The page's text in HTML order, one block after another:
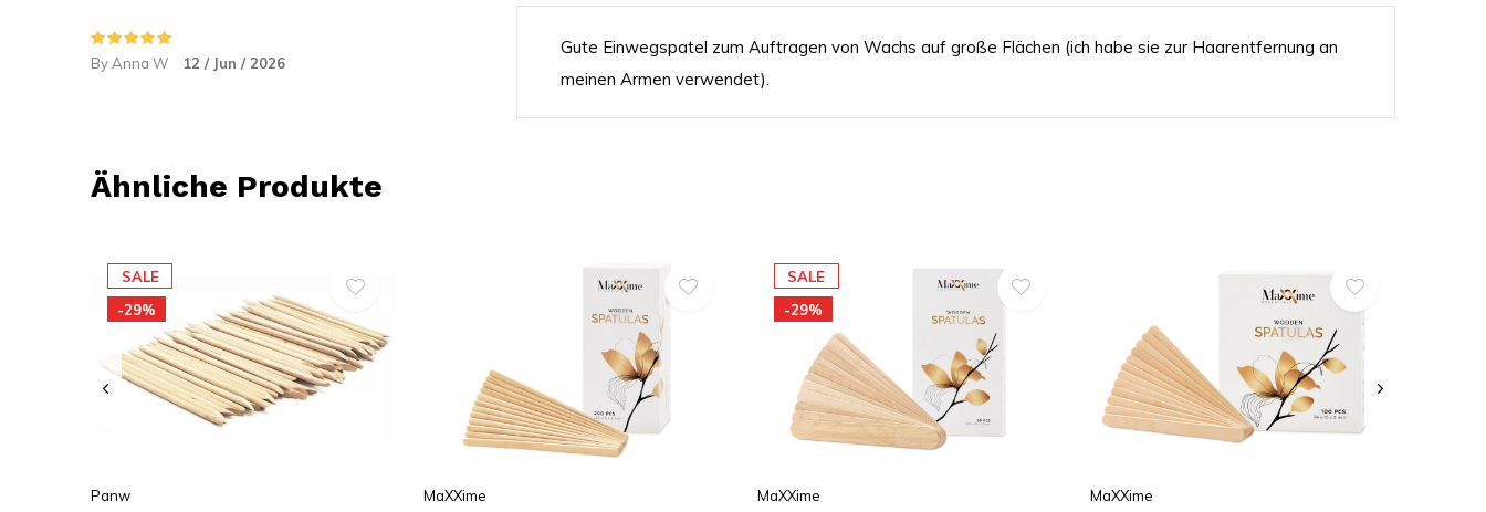
By Anna W 12 / Jun / 2026
Gute Einwegspatel zum Auftragen von Wachs auf große Flächen (ich habe sie zur Haarentfernung an
meinen Armen verwendet).
Ähnliche Produkte
SALE
-29%
Panw MaXXime
SALE
-29%
MaXXime MaXXime